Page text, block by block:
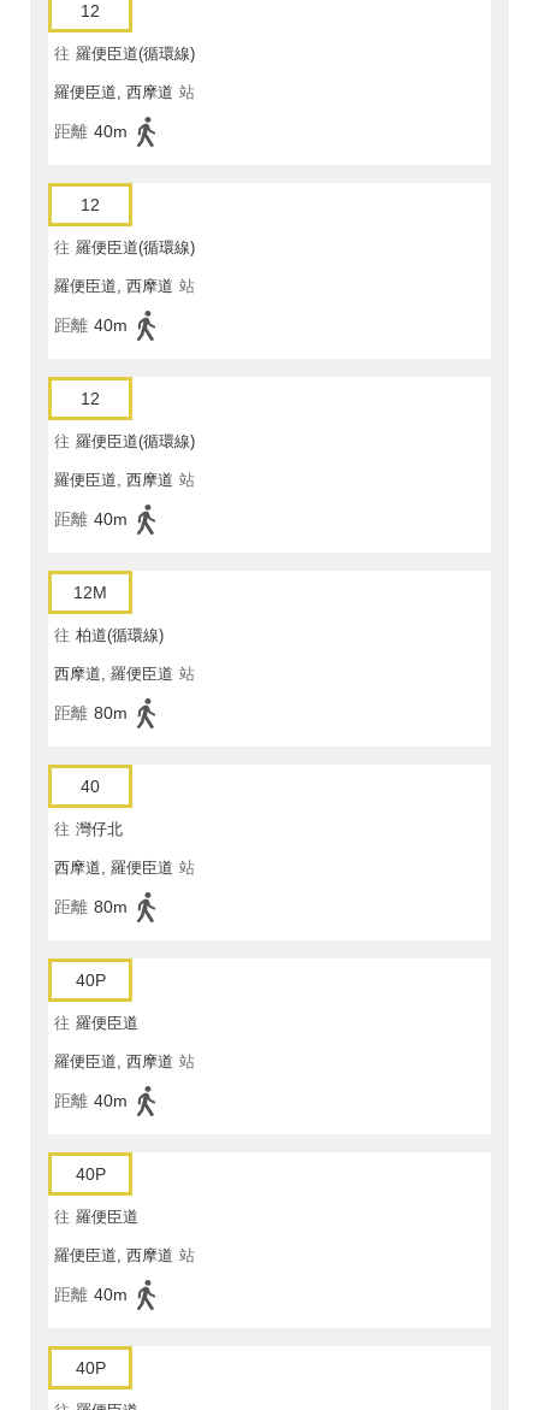
12
往 羅便臣道(循環線)
羅便臣道, 西摩道 站
距離 40m
12
往 羅便臣道(循環線)
羅便臣道, 西摩道 站
距離 40m
12
往 羅便臣道(循環線)
羅便臣道, 西摩道 站
距離 40m
12M
往 柏道(循環線)
西摩道, 羅便臣道 站
距離 80m
40
往 灣仔北
西摩道, 羅便臣道 站
距離 80m
40P
往 羅便臣道
羅便臣道, 西摩道 站
距離 40m
40P
往 羅便臣道
羅便臣道, 西摩道 站
距離 40m
40P